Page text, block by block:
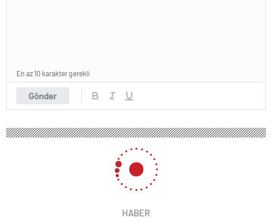
Gönder
En az 10 karakter gerekli
HABER